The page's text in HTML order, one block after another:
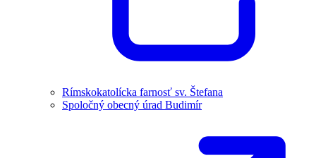
Rímskokatolícka farnosť sv. Štefana
Spoločný obecný úrad Budimír